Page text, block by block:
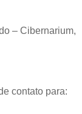
– Cibernarium,
contato para: